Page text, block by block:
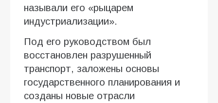
называли его «рыцарем
индустриализации».
Под его руководством был
восстановлен разрушенный
транспорт, заложены основы
государственного планирования и
созданы новые отрасли